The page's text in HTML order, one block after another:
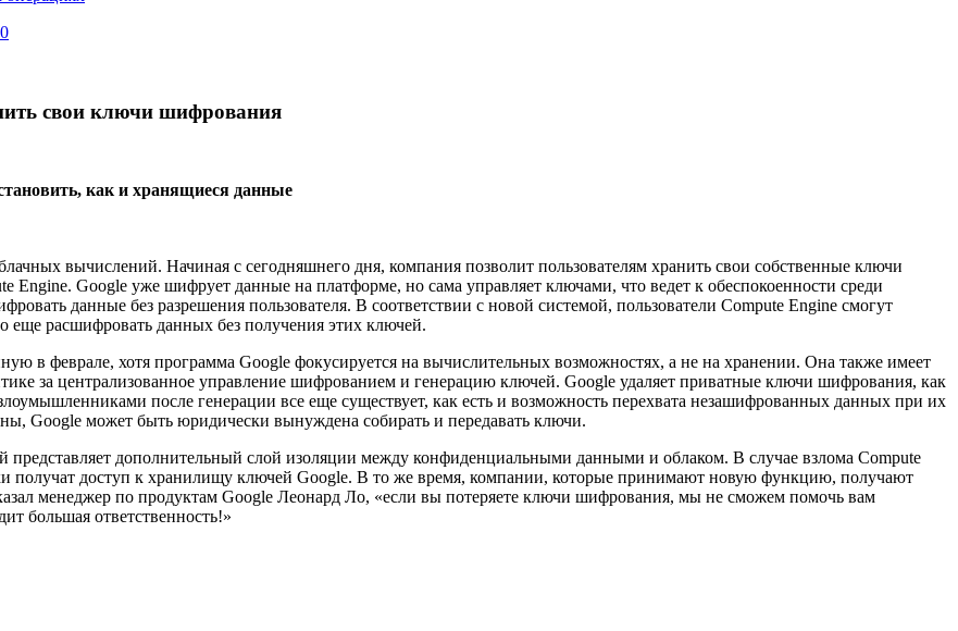
свои ключи шифрования
как и хранящиеся данные
вычислений. Начиная с сегодняшнего дня, компания позволит пользователям хранить свои собственные ключи
Google уже шифрует данные на платформе, но сама управляет ключами, что ведет к обеспокоенности среди
данные без разрешения пользователя. В соответствии с новой системой, пользователи Compute Engine смогут
еще расшифровать данных без получения этих ключей.
в феврале, хотя программа Google фокусируется на вычислительных возможностях, а не на хранении. Она также имеет
за централизованное управление шифрованием и генерацию ключей. Google удаляет приватные ключи шифрования, как
после генерации все еще существует, как есть и возможность перехвата незашифрованных данных при их
Google может быть юридически вынуждена собирать и передавать ключи.
представляет дополнительный слой изоляции между конфиденциальными данными и облаком. В случае взлома Compute
получат доступ к хранилищу ключей Google. В то же время, компании, которые принимают новую функцию, получают
менеджер по продуктам Google Леонард Ло, «если вы потеряете ключи шифрования, мы не сможем помочь вам
большая ответственность!»